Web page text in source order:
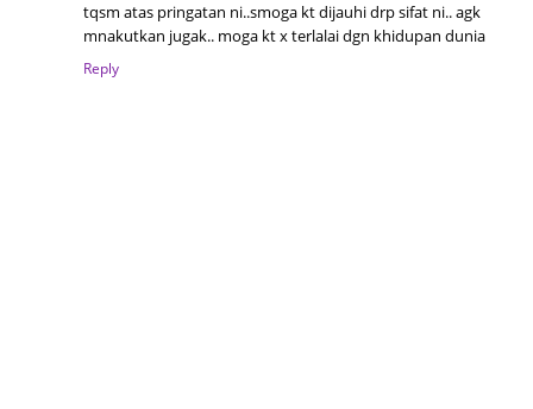
tqsm atas pringatan ni..smoga kt dijauhi drp sifat ni.. agk
mnakutkan jugak.. moga kt x terlalai dgn khidupan dunia
Reply